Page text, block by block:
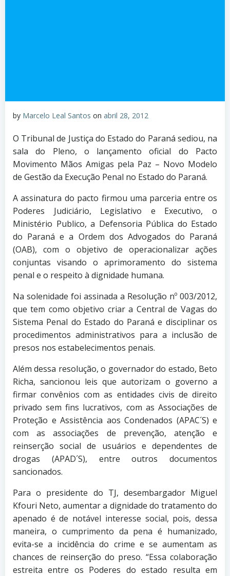
by Marcelo Leal Santos on abril 28, 2012
O Tribunal de Justiça do Estado do Paraná sediou, na
sala do Pleno, o lançamento oficial do Pacto
Movimento Mãos Amigas pela Paz – Novo Modelo
de Gestão da Execução Penal no Estado do Paraná.
A assinatura do pacto firmou uma parceria entre os
Poderes Judiciário, Legislativo e Executivo, o
Ministério Publico, a Defensoria Pública do Estado
do Paraná e a Ordem dos Advogados do Paraná
(OAB), com o objetivo de operacionalizar ações
conjuntas visando o aprimoramento do sistema
penal e o respeito à dignidade humana.
Na solenidade foi assinada a Resolução nº 003/2012,
que tem como objetivo criar a Central de Vagas do
Sistema Penal do Estado do Paraná e disciplinar os
procedimentos administrativos para a inclusão de
presos nos estabelecimentos penais.
Além dessa resolução, o governador do estado, Beto
Richa, sancionou leis que autorizam o governo a
firmar convênios com as entidades civis de direito
privado sem fins lucrativos, com as Associações de
Proteção e Assistência aos Condenados (APAC´S) e
com as associações de prevenção, atenção e
reinserção social de usuários e dependentes de
drogas (APAD´S), entre outros documentos
sancionados.
Para o presidente do TJ, desembargador Miguel
Kfouri Neto, aumentar a dignidade do tratamento do
apenado é de notável interesse social, pois, dessa
maneira, o cumprimento da pena é humanizado,
evita-se a incidência do crime e se aumentam as
chances de reinserção do preso. “Essa colaboração
estreita entre os Poderes do estado resulta em